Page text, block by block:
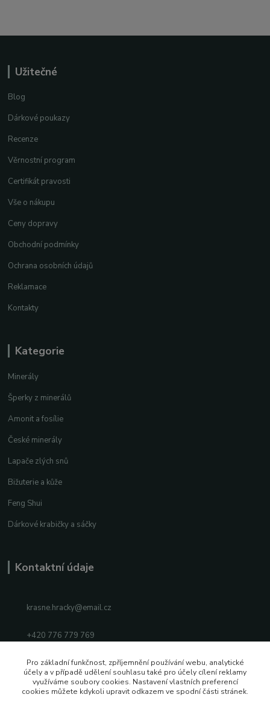
Užitečné
Blog
Dárkové poukazy
Recenze
Věrnostní program
Certifikát pravosti
Vše o nákupu
Ceny dopravy
Obchodní podmínky
Ochrana osobních údajů
Reklamace
Kontakty
Kategorie
Minerály
Šperky z minerálů
Amonit a fosílie
České minerály
Lapače zlých snů
Bižuterie a kůže
Feng Shui
Dárkové krabičky a sáčky
Kontaktní údaje
krasne.hracky@email.cz
+420 776 779 769
Facebook
Instagram
Pro základní funkčnost, zpříjemnění používání webu, analytické
účely a v případě udělení souhlasu také pro účely cílení reklamy
využíváme soubory cookies. Nastavení vlastních preferencí
cookies můžete kdykoli upravit odkazem ve spodní části stránek.